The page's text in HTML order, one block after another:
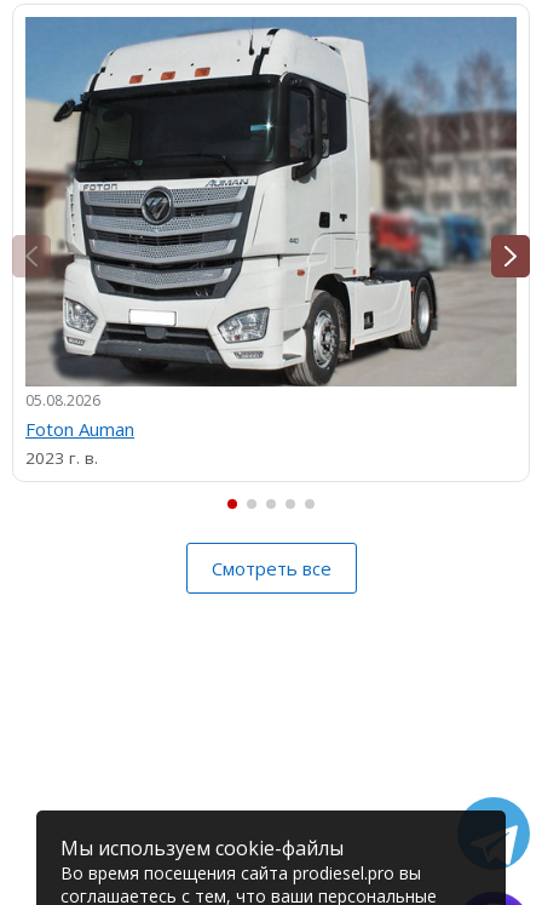
05.08.2026
Foton Auman
2023 г. в.
Смотреть все
Мы используем cookie-файлы
Во время посещения сайта prodiesel.pro вы
соглашаетесь с тем, что ваши персональные